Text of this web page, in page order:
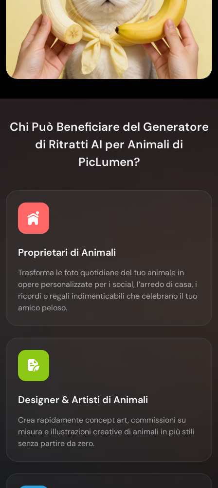
Chi Può Beneficiare del Generatore
di Ritratti AI per Animali di
PicLumen?
Proprietari di Animali
Trasforma le foto quotidiane del tuo animale in
opere personalizzate per i social, l’arredo di casa, i
ricordi o regali indimenticabili che celebrano il tuo
amico peloso.
Designer & Artisti di Animali
Crea rapidamente concept art, commissioni su
misura e illustrazioni creative di animali in più stili
senza partire da zero.